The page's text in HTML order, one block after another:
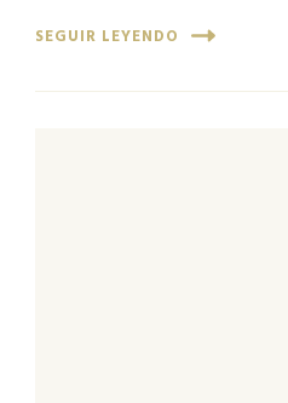
SEGUIR LEYENDO